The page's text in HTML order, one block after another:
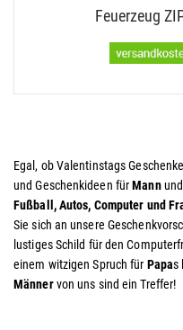
Feuerzeug
Egal, ob Valentinstags
und Geschenkideen fürMann
Fußball, Autos, Computer und
Sie sich an unsere
lustiges Schild für den
einem witzigen Spruch für Papas
Männervon uns sind ein Treffer!